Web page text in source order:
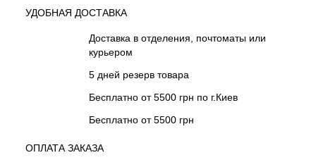
УДОБНАЯ ДОСТАВКА
Доставка в отделения, почтоматы или
курьером
5 дней резерв товара
Бесплатно от 5500 грн по г.Киев
Бесплатно от 5500 грн
ОПЛАТА ЗАКАЗА